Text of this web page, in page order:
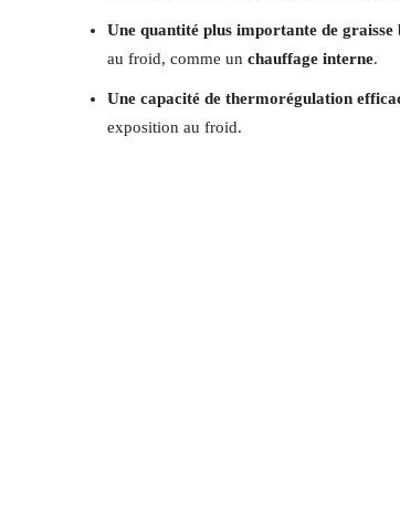
Une quantité plus importante de graisse
au froid, comme un chauffage interne.
Une capacité de thermorégulation
exposition au froid.